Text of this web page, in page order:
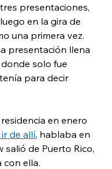
presentaciones,
en la gira de
una primera vez.
presentación llena
solo fue
para decir
en enero
de allí, hablaba en
salió de Puerto Rico,
con ella.